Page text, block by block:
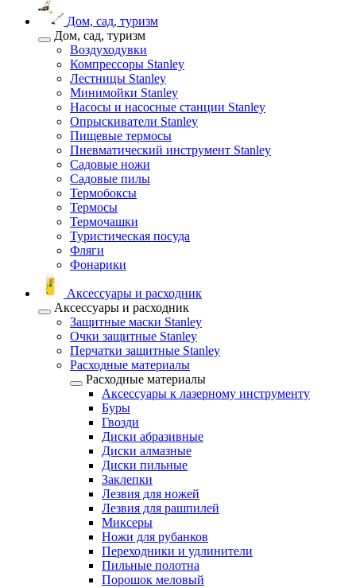
Дом, сад, туризм
Дом, сад, туризм
Воздуходувки
Компрессоры Stanley
Лестницы Stanley
Минимойки Stanley
Насосы и насосные станции Stanley
Опрыскиватели Stanley
Пищевые термосы
Пневматический инструмент Stanley
Садовые ножи
Садовые пилы
Термобоксы
Термосы
Термочашки
Туристическая посуда
Фляги
Фонарики
Аксессуары и расходник
Аксессуары и расходник
Защитные маски Stanley
Очки защитные Stanley
Перчатки защитные Stanley
Расходные материалы
Расходные материалы
Аксессуары к лазерному инструменту
Буры
Гвозди
Диски абразивные
Диски алмазные
Диски пильные
Заклепки
Лезвия для ножей
Лезвия для рашпилей
Миксеры
Ножи для рубанков
Переходники и удлинители
Пильные полотна
Порошок меловый